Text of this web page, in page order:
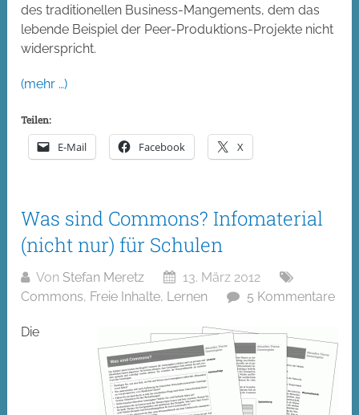
des traditionellen Business-Mangements, dem das
lebende Beispiel der Peer-Produktions-Projekte nicht
widerspricht.
(mehr …)
Teilen:
E-Mail Facebook X
Was sind Commons? Infomaterial
(nicht nur) für Schulen
Von Stefan Meretz
13. März 2012
Commons, Freie Inhalte, Lernen 5 Kommentare
Die